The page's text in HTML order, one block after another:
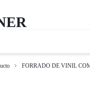
FORRADO DE VINIL